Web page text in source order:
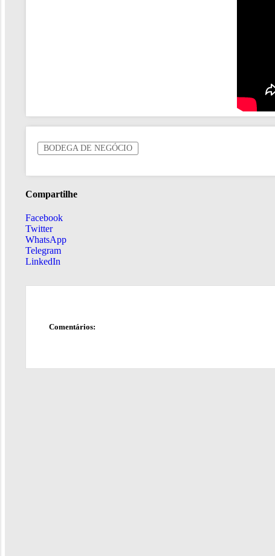
BODEGA DE NEGÓCIO
Compartilhe
Facebook
Twitter
WhatsApp
Telegram
LinkedIn
Comentários: